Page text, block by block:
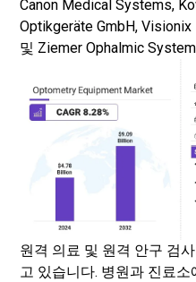
Canon Medical Systems,
Optikgeräte GmbH,
및 Ziemer Ophalmic
원격 의료 및 원격 안구 검
고 있습니다. 병원과 진료